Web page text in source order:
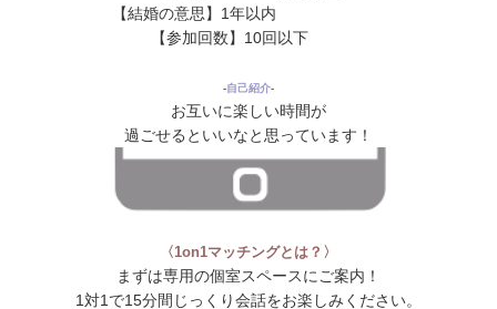
【結婚の意思】1年以内
【参加回数】10回以下
‐自己紹介‐
お互いに楽しい時間が
過ごせるといいなと思っています！
〈1on1マッチングとは？〉
まずは専用の個室スペースにご案内！
1対1で15分間じっくり会話をお楽しみください。